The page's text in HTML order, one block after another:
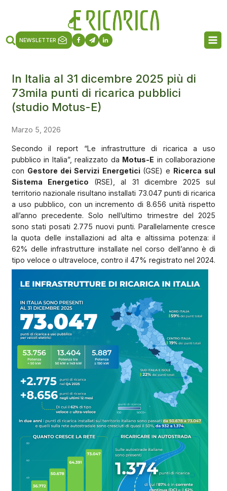
NEWSLETTER
In Italia al 31 dicembre 2025 più di
73mila punti di ricarica pubblici
(studio Motus-E)
Marzo 5, 2026
Secondo il report “Le infrastrutture di ricarica a uso
pubblico in Italia”, realizzato da Motus-E in collaborazione
con Gestore dei Servizi Energetici (GSE) e Ricerca sul
Sistema Energetico (RSE), al 31 dicembre 2025 sul
territorio nazionale risultano installati 73.047 punti di ricarica
a uso pubblico, con un incremento di 8.656 unità rispetto
all’anno precedente. Solo nell’ultimo trimestre del 2025
sono stati posati 2.775 nuovi punti. Parallelamente cresce
la quota delle installazioni ad alta e altissima potenza: il
62% delle infrastrutture installate nel corso dell’anno è di
tipo veloce o ultraveloce, contro il 47% registrato nel 2024.